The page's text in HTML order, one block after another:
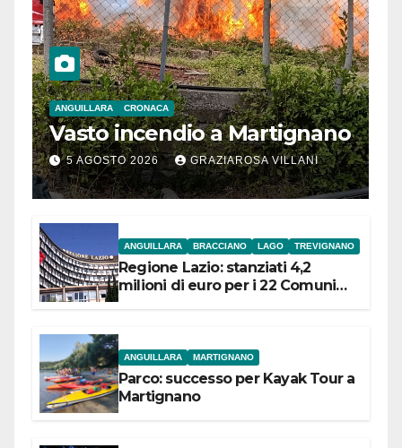
ANGUILLARA CRONACA
Vasto incendio a Martignano
5 AGOSTO 2026 GRAZIAROSA VILLANI
ANGUILLARA BRACCIANO LAGO TREVIGNANO
Regione Lazio: stanziati 4,2
milioni di euro per i 22 Comuni
ANGUILLARA MARTIGNANO
Parco: successo per Kayak Tour a
Martignano